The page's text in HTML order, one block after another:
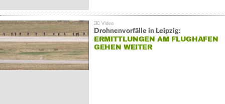
Drohnenvorfälle in Leipzig:
ERMITTLUNGEN AM FLUGHAFEN
GEHEN WEITER